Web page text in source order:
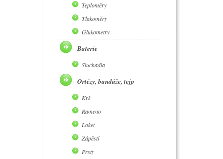
Teploměry
Tlakoměry
Glukometry
Baterie
Sluchadla
Ortézy, bandáže, tejp
Krk
Rameno
Loket
Zápěstí
Prsty